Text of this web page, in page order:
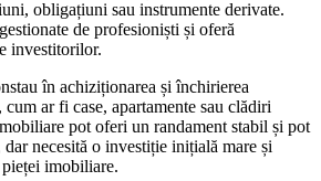
obligațiuni sau instrumente derivate.
de profesioniști și oferă
investitorilor.
în achiziționarea și închirierea
ar fi case, apartamente sau clădiri
pot oferi un randament stabil și pot
necesită o investiție inițială mare și
imobiliare.